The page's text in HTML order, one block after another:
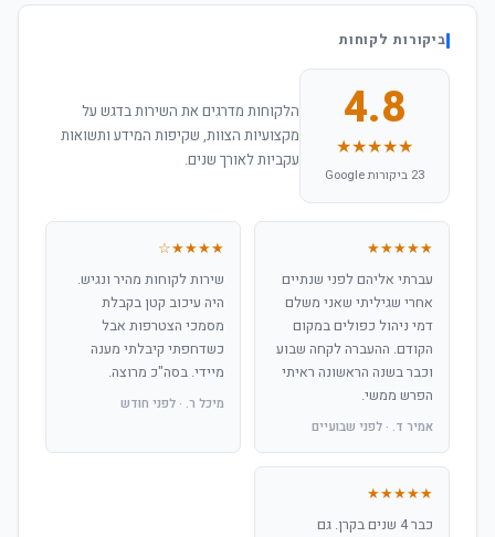
ביקורות לקוחות
4.8
★★★★★
23 ביקורות Google
הלקוחות מדרגים את השירות בדגש על
מקצועיות הצוות, שקיפות המידע ותשואות
עקביות לאורך שנים.
★★★★★
עברתי אליהם לפני שנתיים
אחרי שגיליתי שאני משלם
דמי ניהול כפולים במקום
הקודם. ההעברה לקחה שבוע
וכבר בשנה הראשונה ראיתי
הפרש ממשי.
אמיר ד. · לפני שבועיים
★★★★☆
שירות לקוחות מהיר ונגיש.
היה עיכוב קטן בקבלת
מסמכי הצטרפות אבל
כשדחפתי קיבלתי מענה
מיידי. בסה"כ מרוצה.
מיכל ר. · לפני חודש
★★★★★
כבר 4 שנים בקרן. גם